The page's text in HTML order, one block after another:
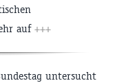
auf +++
untersucht